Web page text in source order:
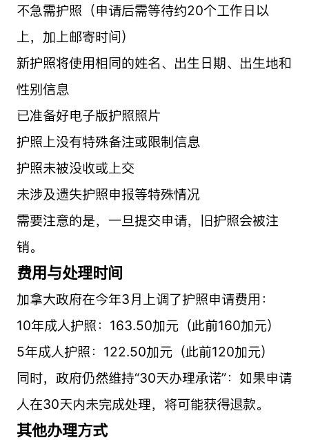
不急需护照（申请后需等待约20个工作日以
上，加上邮寄时间）
新护照将使用相同的姓名、出生日期、出生地和
性别信息
已准备好电子版护照照片
护照上没有特殊备注或限制信息
护照未被没收或上交
未涉及遗失护照申报等特殊情况
需要注意的是，一旦提交申请，旧护照会被注
销。
费用与处理时间
加拿大政府在今年3月上调了护照申请费用：
10年成人护照：163.50加元（此前160加元）
5年成人护照：122.50加元（此前120加元）
同时，政府仍然维持“30天办理承诺”：如果申请
人在30天内未完成处理，将可能获得退款。
其他办理方式